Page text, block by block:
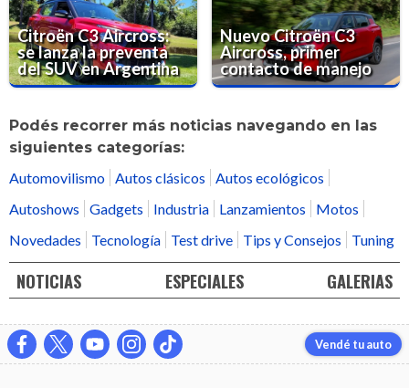
Citroën C3 Aircross:
se lanza la preventa
del SUV en Argentina
Nuevo Citroën C3
Aircross, primer
contacto de manejo
Podés recorrer más noticias navegando en las
siguientes categorías:
Automovilismo Autos clásicos
Autos ecológicos
Autoshows
Gadgets Industria Lanzamientos
Motos
Novedades
Tecnología Test drive Tips y Consejos Tuning
NOTICIAS ESPECIALES GALERIAS
Vendé tu auto